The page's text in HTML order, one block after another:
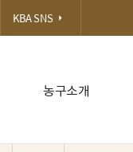
농구소개
KBA SNS